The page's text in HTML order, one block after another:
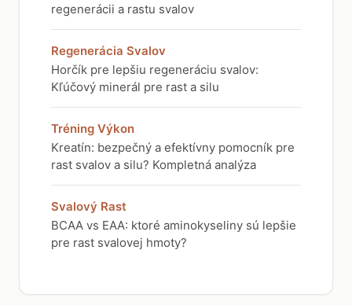
regenerácii a rastu svalov
Regenerácia Svalov
Horčík pre lepšiu regeneráciu svalov:
Kľúčový minerál pre rast a silu
Tréning Výkon
Kreatín: bezpečný a efektívny pomocník pre
rast svalov a silu? Kompletná analýza
Svalový Rast
BCAA vs EAA: ktoré aminokyseliny sú lepšie
pre rast svalovej hmoty?